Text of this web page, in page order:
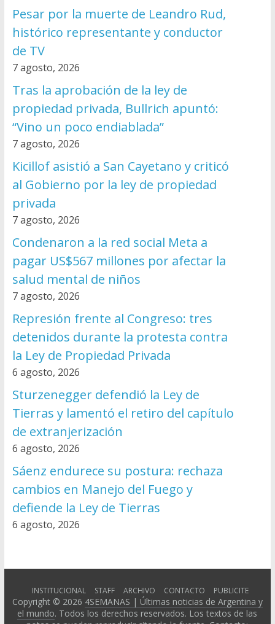
Pesar por la muerte de Leandro Rud,
histórico representante y conductor
de TV
7 agosto, 2026
Tras la aprobación de la ley de
propiedad privada, Bullrich apuntó:
“Vino un poco endiablada”
7 agosto, 2026
Kicillof asistió a San Cayetano y criticó
al Gobierno por la ley de propiedad
privada
7 agosto, 2026
Condenaron a la red social Meta a
pagar US$567 millones por afectar la
salud mental de niños
7 agosto, 2026
Represión frente al Congreso: tres
detenidos durante la protesta contra
la Ley de Propiedad Privada
6 agosto, 2026
Sturzenegger defendió la Ley de
Tierras y lamentó el retiro del capítulo
de extranjerización
6 agosto, 2026
Sáenz endurece su postura: rechaza
cambios en Manejo del Fuego y
defiende la Ley de Tierras
6 agosto, 2026
INSTITUCIONAL STAFF ARCHIVO CONTACTO PUBLICITE
Copyright © 2026 4SEMANAS | Últimas noticias de Argentina y
el mundo. Todos los derechos reservados. Los textos de las